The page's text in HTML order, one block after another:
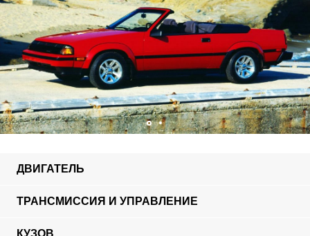
ДВИГАТЕЛЬ
ТРАНСМИССИЯ И УПРАВЛЕНИЕ